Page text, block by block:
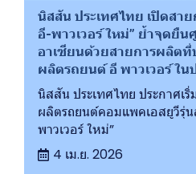
นิสสัน ประเทศไทย เปิดสา
อี-พาวเวอร์ ใหม่” ย้ำจุดยื
อาเซียนด้วยสายการผลิตที่
ผลิตรถยนต์ อี พาวเวอร์ ใน
นิสสัน ประเทศไทย ประกาศเริ่
ผลิตรถยนต์คอมแพคเอสยูวีรุ่
พาวเวอร์ ใหม่”
4 เม.ย. 2026